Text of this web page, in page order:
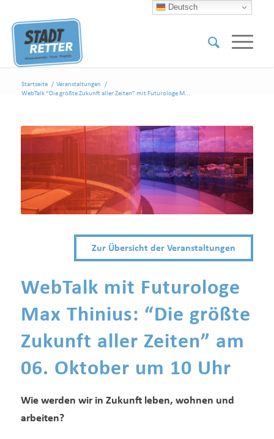
Startseite / Veranstaltungen
/
WebTalk “Die größte Zukunft aller Zeiten” mit Futurologe M...
Zur Übersicht der Veranstaltungen
WebTalk mit Futurologe
Max Thinius: “Die größte
Zukunft aller Zeiten” am
06. Oktober um 10 Uhr
Wie werden wir in Zukunft leben, wohnen und
arbeiten?
Deutsch